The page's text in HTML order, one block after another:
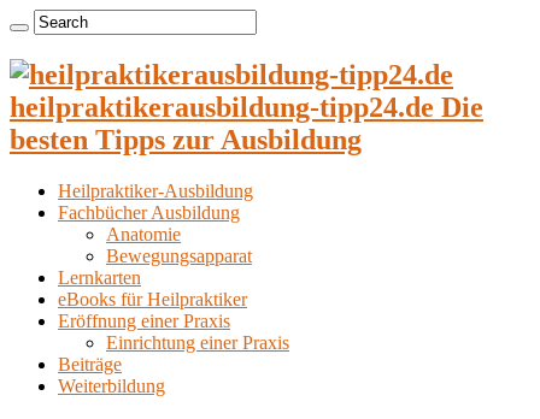
heilpraktikerausbildung-tipp24.de Die
besten Tipps zur Ausbildung
Heilpraktiker-Ausbildung
Fachbücher Ausbildung
Anatomie
Bewegungsapparat
Lernkarten
eBooks für Heilpraktiker
Eröffnung einer Praxis
Einrichtung einer Praxis
Beiträge
Weiterbildung